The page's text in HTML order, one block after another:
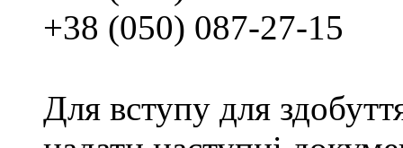
+38 (050) 087-27-15
Для вступу для